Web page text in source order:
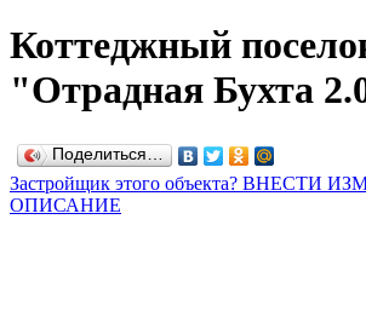
Коттеджный
"Отрадная Бухта
Поделиться…
Застройщик этого объекта? ВНЕСТИ
ОПИСАНИЕ